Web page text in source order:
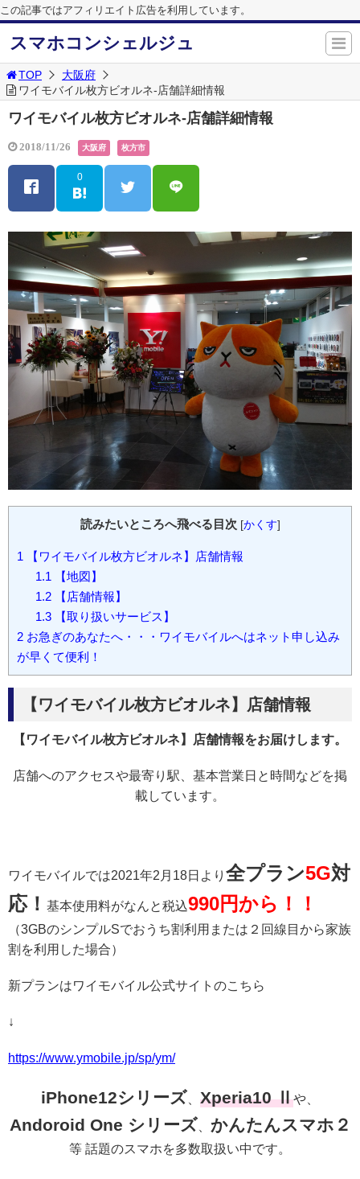
この記事ではアフィリエイト広告を利用しています。
スマホコンシェルジュ
TOP
大阪府
ワイモバイル枚方ビオルネ-店舗詳細情報
ワイモバイル枚方ビオルネ-店舗詳細情報
2018/11/26 大阪府 枚方市
0
読みたいところへ飛べる目次 [かくす]
1 【ワイモバイル枚方ビオルネ】店舗情報
1.1 【地図】
1.2【店舗情報】
1.3【取り扱いサービス】
2 お急ぎのあなたへ・・・ワイモバイルへはネット申し込み
が早くて便利！
【ワイモバイル枚方ビオルネ】店舗情報
【ワイモバイル枚方ビオルネ】店舗情報をお届けします。
店舗へのアクセスや最寄り駅、基本営業日と時間などを掲
載しています。
ワイモバイルでは2021年2月18日より 全プラン5G対
応！ 基本使用料がなんと税込990円から！！
（3GBのシンプルSでおうち割利用または２回線目から家族
割を利用した場合）
新プランはワイモバイル公式サイトのこちら
↓
https://www.ymobile.jp/sp/ym/
iPhone12シリーズ Xperia10 Ⅱや、
Andoroid One シリーズ かんたんスマホ２
等 話題のスマホを多数取扱い中です。